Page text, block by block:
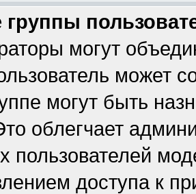
группы
могут
может
могут быть
облегчает
пользователей
доступа к